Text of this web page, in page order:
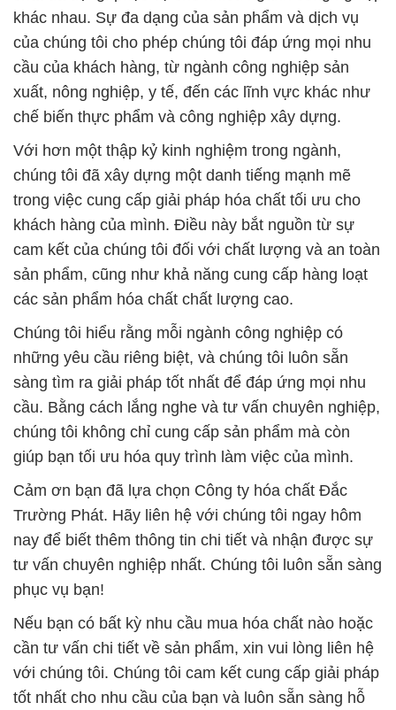
khác nhau. Sự đa dạng của sản phẩm và dịch vụ
của chúng tôi cho phép chúng tôi đáp ứng mọi nhu
cầu của khách hàng, từ ngành công nghiệp sản
xuất, nông nghiệp, y tế, đến các lĩnh vực khác như
chế biến thực phẩm và công nghiệp xây dựng.
Với hơn một thập kỷ kinh nghiệm trong ngành,
chúng tôi đã xây dựng một danh tiếng mạnh mẽ
trong việc cung cấp giải pháp hóa chất tối ưu cho
khách hàng của mình. Điều này bắt nguồn từ sự
cam kết của chúng tôi đối với chất lượng và an toàn
sản phẩm, cũng như khả năng cung cấp hàng loạt
các sản phẩm hóa chất chất lượng cao.
Chúng tôi hiểu rằng mỗi ngành công nghiệp có
những yêu cầu riêng biệt, và chúng tôi luôn sẵn
sàng tìm ra giải pháp tốt nhất để đáp ứng mọi nhu
cầu. Bằng cách lắng nghe và tư vấn chuyên nghiệp,
chúng tôi không chỉ cung cấp sản phẩm mà còn
giúp bạn tối ưu hóa quy trình làm việc của mình.
Cảm ơn bạn đã lựa chọn Công ty hóa chất Đắc
Trường Phát. Hãy liên hệ với chúng tôi ngay hôm
nay để biết thêm thông tin chi tiết và nhận được sự
tư vấn chuyên nghiệp nhất. Chúng tôi luôn sẵn sàng
phục vụ bạn!
Nếu bạn có bất kỳ nhu cầu mua hóa chất nào hoặc
cần tư vấn chi tiết về sản phẩm, xin vui lòng liên hệ
với chúng tôi. Chúng tôi cam kết cung cấp giải pháp
tốt nhất cho nhu cầu của bạn và luôn sẵn sàng hỗ